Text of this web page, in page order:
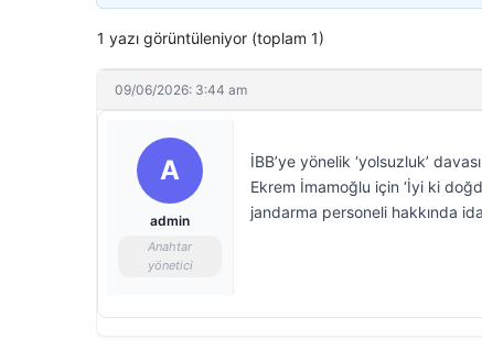
1 yazı görüntüleniyor (toplam 1)
09/06/2026: 3:44 am
A
admin
Anahtar
yönetici
İBB’ye yönelik ‘yolsuzluk’
Ekrem İmamoğlu için ‘İyi ki
jandarma personeli hakkında